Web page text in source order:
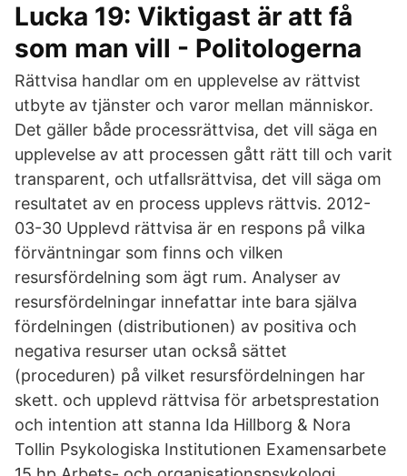
Lucka 19: Viktigast är att få
som man vill - Politologerna
Rättvisa handlar om en upplevelse av rättvist
utbyte av tjänster och varor mellan människor.
Det gäller både processrättvisa, det vill säga en
upplevelse av att processen gått rätt till och varit
transparent, och utfallsrättvisa, det vill säga om
resultatet av en process upplevs rättvis. 2012-
03-30 Upplevd rättvisa är en respons på vilka
förväntningar som finns och vilken
resursfördelning som ägt rum. Analyser av
resursfördelningar innefattar inte bara själva
fördelningen (distributionen) av positiva och
negativa resurser utan också sättet
(proceduren) på vilket resursfördelningen har
skett. och upplevd rättvisa för arbetsprestation
och intention att stanna Ida Hillborg & Nora
Tollin Psykologiska Institutionen Examensarbete